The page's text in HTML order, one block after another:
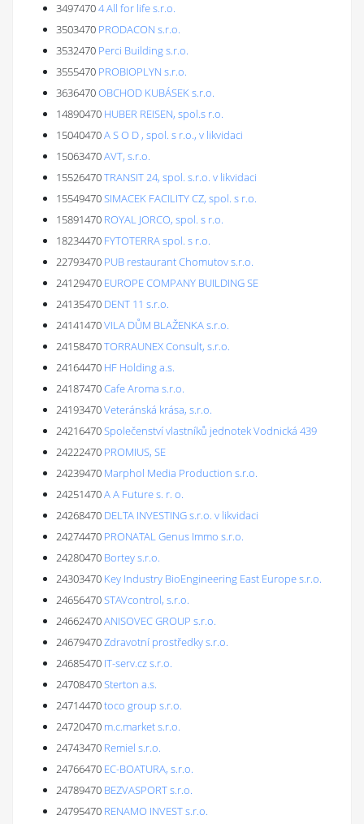
34974704 All for life s.r.o.
3503470 PRODACON s.r.o.
3532470 Perci Building s.r.o.
3555470 PROBIOPLYN s.r.o.
3636470OBCHOD KUBÁSEK s.r.o.
14890470 HUBER REISEN, spol.s r.o.
15040470A S O D , spol. s r.o., v likvidaci
15063470AVT, s.r.o.
15526470TRANSIT 24, spol. s.r.o. v likvidaci
15549470SIMACEK FACILITY CZ, spol. s r.o.
15891470 ROYAL JORCO, spol. s r.o.
18234470 FYTOTERRA spol. s r.o.
22793470 PUB restaurant Chomutov s.r.o.
24129470 EUROPE COMPANY BUILDING SE
24135470 DENT 11 s.r.o.
24141470VILA DŮM BLAŽENKA s.r.o.
24158470TORRAUNEX Consult, s.r.o.
24164470 HF Holding a.s.
24187470Cafe Aroma s.r.o.
24193470Veteránská krása, s.r.o.
24216470Společenství vlastníků jednotek Vodnická 439
24222470 PROMIUS, SE
24239470 Marphol Media Production s.r.o.
24251470A A Future s. r. o.
24268470 DELTA INVESTING s.r.o. v likvidaci
24274470 PRONATAL Genus Immo s.r.o.
24280470 Bortey s.r.o.
24303470 Key Industry BioEngineering East Europe s.r.o.
24656470STAVcontrol, s.r.o.
24662470ANISOVEC GROUP s.r.o.
24679470Zdravotní prostředky s.r.o.
24685470 IT-serv.cz s.r.o.
24708470Sterton a.s.
24714470toco group s.r.o.
24720470 m.c.market s.r.o.
24743470 Remiel s.r.o.
24766470 EC-BOATURA, s.r.o.
24789470 BEZVASPORT s.r.o.
24795470 RENAMO INVEST s.r.o.